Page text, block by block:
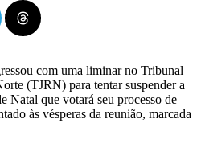
com uma liminar no Tribunal
(TJRN) para tentar suspender a
Natal que votará seu processo de
às vésperas da reunião, marcada